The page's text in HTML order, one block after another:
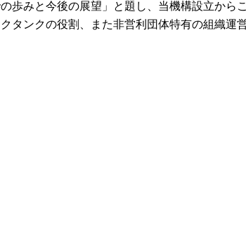
歩みと今後の展望」と題し、当機構設立から
タンクの役割、また非営利団体特有の組織運